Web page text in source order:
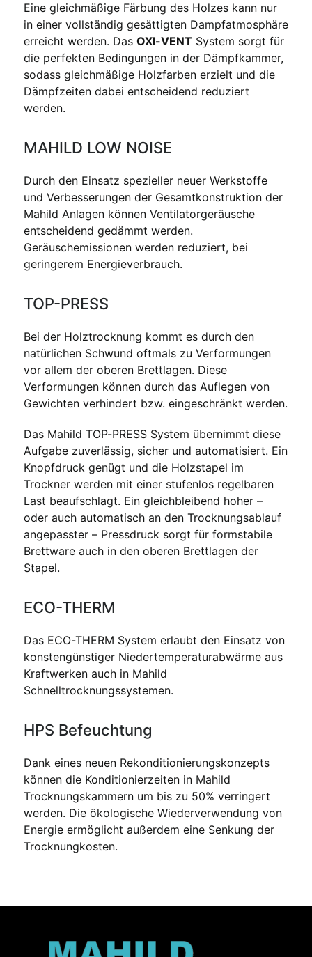
Eine gleichmäßige Färbung des Holzes kann nur
in einer vollständig gesättigten Dampfatmosphäre
erreicht werden. Das OXI-VENT System sorgt für
die perfekten Bedingungen in der Dämpfkammer,
sodass gleichmäßige Holzfarben erzielt und die
Dämpfzeiten dabei entscheidend reduziert
werden.
MAHILD LOW NOISE
Durch den Einsatz spezieller neuer Werkstoffe
und Verbesserungen der Gesamtkonstruktion der
Mahild Anlagen können Ventilatorgeräusche
entscheidend gedämmt werden.
Geräuschemissionen werden reduziert, bei
geringerem Energieverbrauch.
TOP-PRESS
Bei der Holztrocknung kommt es durch den
natürlichen Schwund oftmals zu Verformungen
vor allem der oberen Brettlagen. Diese
Verformungen können durch das Auflegen von
Gewichten verhindert bzw. eingeschränkt werden.
Das Mahild TOP-PRESS System übernimmt diese
Aufgabe zuverlässig, sicher und automatisiert. Ein
Knopfdruck genügt und die Holzstapel im
Trockner werden mit einer stufenlos regelbaren
Last beaufschlagt. Ein gleichbleibend hoher –
oder auch automatisch an den Trocknungsablauf
angepasster – Pressdruck sorgt für formstabile
Brettware auch in den oberen Brettlagen der
Stapel.
ECO-THERM
Das ECO-THERM System erlaubt den Einsatz von
konstengünstiger Niedertemperaturabwärme aus
Kraftwerken auch in Mahild
Schnelltrocknungssystemen.
HPS Befeuchtung
Dank eines neuen Rekonditionierungskonzepts
können die Konditionierzeiten in Mahild
Trocknungskammern um bis zu 50% verringert
werden. Die ökologische Wiederverwendung von
Energie ermöglicht außerdem eine Senkung der
Trocknungkosten.